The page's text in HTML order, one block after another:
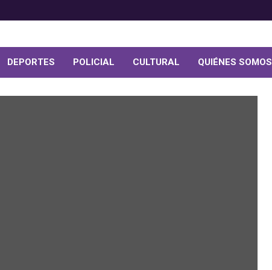
DEPORTES POLICIAL CULTURAL QUIÉNES SOMOS